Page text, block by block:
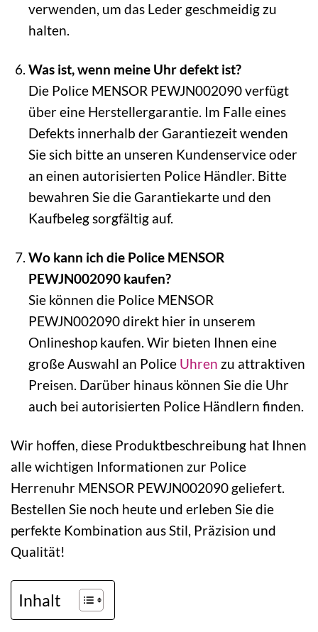
verwenden, um das Leder geschmeidig zu
halten.
Was ist, wenn meine Uhr defekt ist?
Die Police MENSOR PEWJN002090 verfügt
über eine Herstellergarantie. Im Falle eines
Defekts innerhalb der Garantiezeit wenden
Sie sich bitte an unseren Kundenservice oder
an einen autorisierten Police Händler. Bitte
bewahren Sie die Garantiekarte und den
Kaufbeleg sorgfältig auf.
Wo kann ich die Police MENSOR
PEWJN002090 kaufen?
Sie können die Police MENSOR
PEWJN002090 direkt hier in unserem
Onlineshop kaufen. Wir bieten Ihnen eine
große Auswahl an Police Uhren zu attraktiven
Preisen. Darüber hinaus können Sie die Uhr
auch bei autorisierten Police Händlern finden.
Wir hoffen, diese Produktbeschreibung hat Ihnen
alle wichtigen Informationen zur Police
Herrenuhr MENSOR PEWJN002090 geliefert.
Bestellen Sie noch heute und erleben Sie die
perfekte Kombination aus Stil, Präzision und
Qualität!
Inhalt